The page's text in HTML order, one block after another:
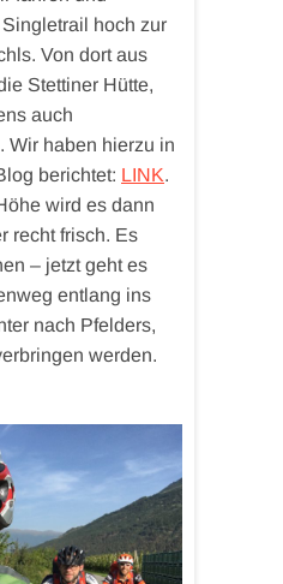
hoch zur
Von dort aus
Stettiner Hütte,
auch
Wir haben hierzu in
berichtet: LINK.
wird es dann
recht frisch. Es
– jetzt geht es
entlang ins
nach Pfelders,
werden.